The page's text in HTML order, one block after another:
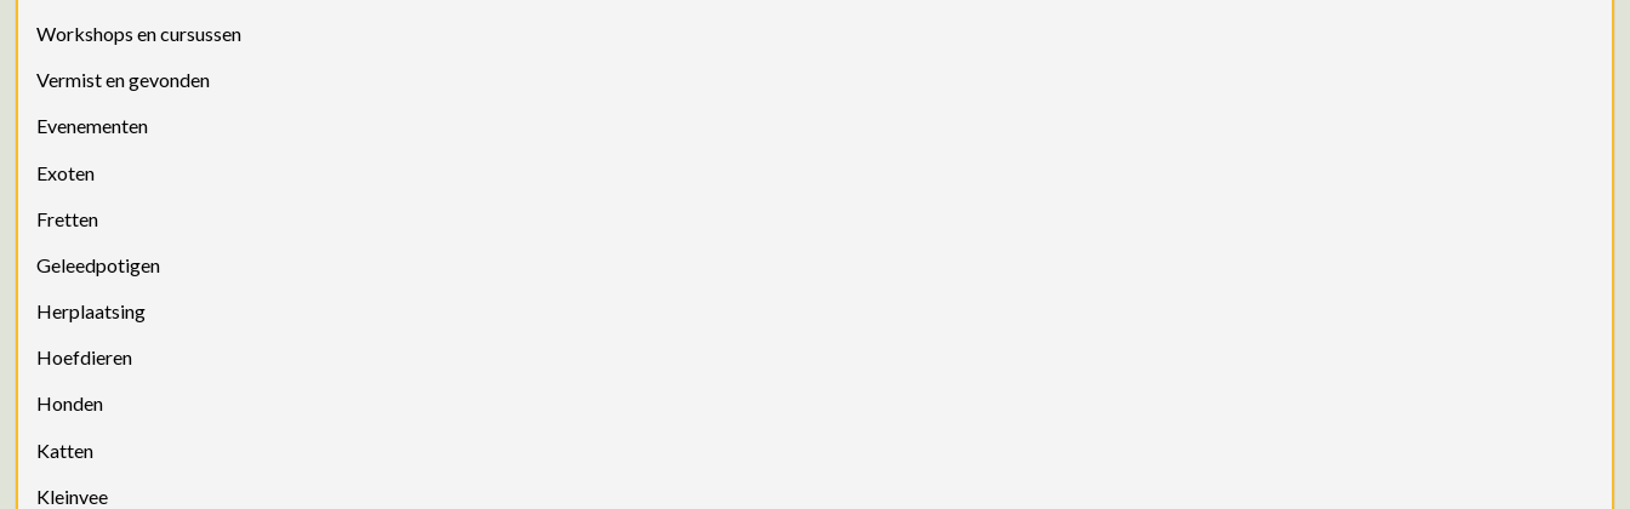
Workshops en cursussen
Vermist en gevonden
Evenementen
Exoten
Fretten
Geleedpotigen
Herplaatsing
Hoefdieren
Honden
Katten
Kleinvee